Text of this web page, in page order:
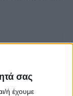
σας
ή έχουμε